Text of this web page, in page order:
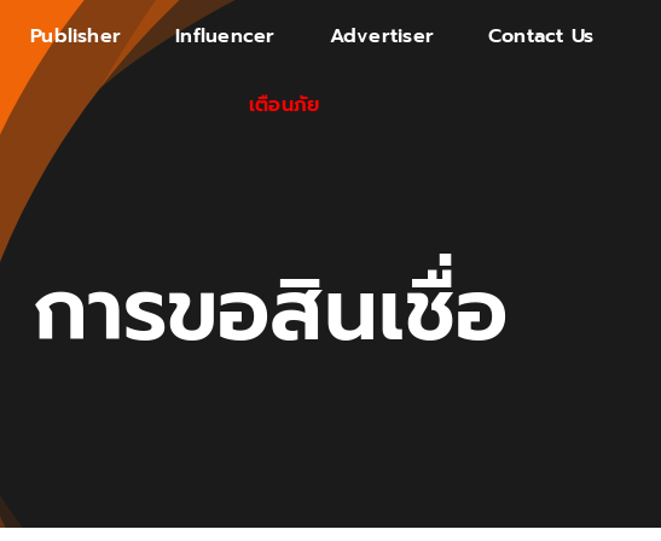
Publisher Influencer Advertiser Contact Us
เตือนภัย
การขอสินเชื่อ